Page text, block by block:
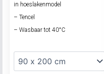
in hoeslakenmodel
– Tencel
– Wasbaar tot 40°C